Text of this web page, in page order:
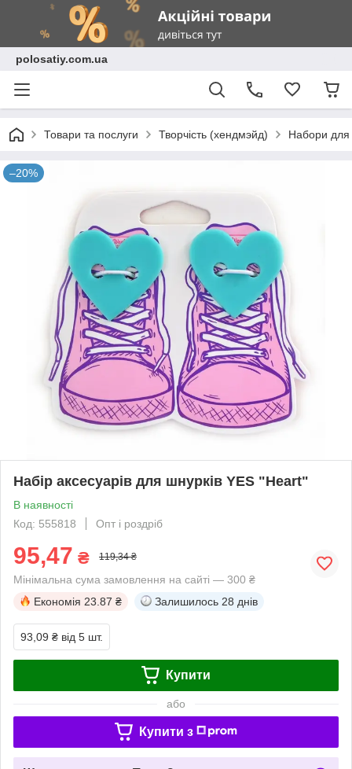
polosatiy.com.ua
Товари та послуги Творчість (хендмэйд) Набори для
–20%
Набір аксесуарів для шнурків YES "Heart"
В наявності
Код: 555818
Опт і роздріб
95,47 ₴ 119,34 ₴
Мінімальна сума замовлення на сайті — 300 ₴
Економія 23.87 ₴ Залишилось 28 днів
93,09 ₴ від 5 шт.
Купити
або
Купити з